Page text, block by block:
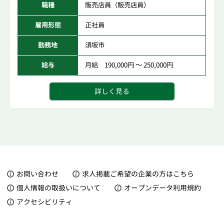
職種 販売店員（販売店員）
雇用形態 正社員
勤務地 須坂市
給与 月給 190,000円 ～ 250,000円
詳しく見る
お問い合わせ
求人掲載ご希望の企業の方はこちら
個人情報の取扱いについて
オープンデータ利用規約
アクセシビリティ